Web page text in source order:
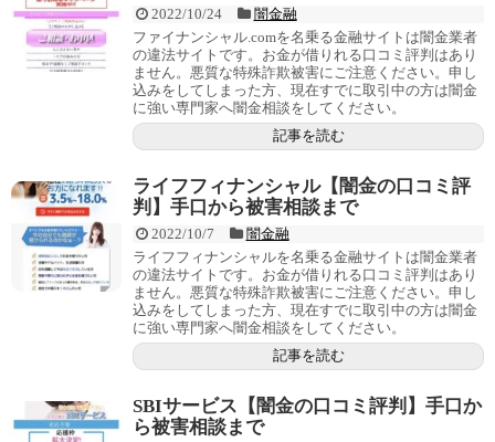
2022/10/24
闇金融
ファイナンシャル.comを名乗る金融サイトは闇金業者
の違法サイトです。お金が借りれる口コミ評判はあり
ません。悪質な特殊詐欺被害にご注意ください。申し
込みをしてしまった方、現在すでに取引中の方は闇金
に強い専門家へ闇金相談をしてください。
記事を読む
ライフフィナンシャル【闇金の口コミ評
判】手口から被害相談まで
2022/10/7
闇金融
ライフフィナンシャルを名乗る金融サイトは闇金業者
の違法サイトです。お金が借りれる口コミ評判はあり
ません。悪質な特殊詐欺被害にご注意ください。申し
込みをしてしまった方、現在すでに取引中の方は闇金
に強い専門家へ闇金相談をしてください。
記事を読む
SBIサービス【闇金の口コミ評判】手口か
ら被害相談まで